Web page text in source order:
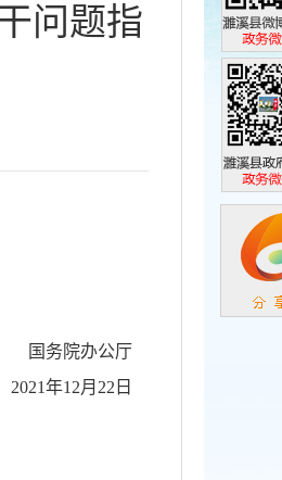
问题指
国务院办公厅
2021年12月22日
濉溪县政
政务微博
濉溪县政
政务微信